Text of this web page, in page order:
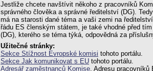
Jestliže chcete navštívit někoho z pracovníků
správného člověka a správné ředitelství (DG).
má na starosti dané téma a vaši zemi na
řádu ES členským státem, je také vhodné před
(DG), kterého se téma týká, odpovědná za
Užitečné stránky:
Sekce Stížnost Evropské komisi tohoto portálu.
Sekce Jak komunikovat s EU tohoto portálu.
Adresář zaměstnanců Komise. Adresu